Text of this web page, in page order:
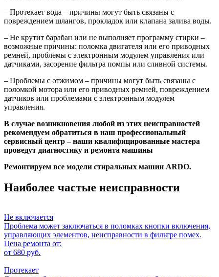
– Протекает вода – причины могут быть связаны с
повреждением шлангов, прокладок или клапана залива воды.
– Не крутит барабан или не выполняет программу стирки –
возможные причины: поломка двигателя или его приводных
ремней, проблемы с электронным модулем управления или
датчиками, засорение фильтра помпы или сливной системы.
– Проблемы с отжимом – причины могут быть связаны с
поломкой мотора или его приводных ремней, повреждением
датчиков или проблемами с электронным модулем
управления.
В случае возникновения любой из этих неисправностей
рекомендуем обратиться в наш профессиональный
сервисный центр – наши квалифицированные мастера
проведут диагностику и ремонта машины
Ремонтируем все модели стиральных машин ARDO.
Наиболее частые неисправности
Не включается
Проблема может заключаться в поломках кнопки включения,
управляющих элементов, неисправности в фильтре помех.
Цена ремонта от:
от 680 руб.
Протекает